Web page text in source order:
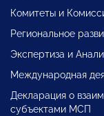
Комитеты и
Региональное
Экспертиза и
Международная
Декларация о
субъектами МСП